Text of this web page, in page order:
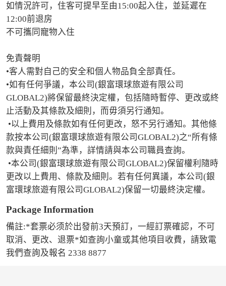
如情況許可，住客可提早至由15:00起入住，並延遲在
12:00前退房
不可攜同寵物入住
免責聲明
•客人需對自己的安全和個人物品負全部責任。
•如有任何爭議，本公司(銀富環球旅遊有限公司
GLOBAL2)將保留最終決定權，包括隨時暫停、更改或終
止活動及其條款及細則，而毋須另行通知。
款按本公司(銀富環球旅遊有限公司GLOBAL2)之“所有條
款與責任細則”為準，詳情請與本公司職員查詢。
更改以上費用、條款及細則。若有任何異議，本公司(銀
富環球旅遊有限公司GLOBAL2)保留一切最終決定權。
Package Information
備註:*套票必须於出發前3天預訂，一經訂票確認，不可
取消、更改、退票*如查詢小童或其他項目收費，請致電
我們查詢及報名 2338 8877